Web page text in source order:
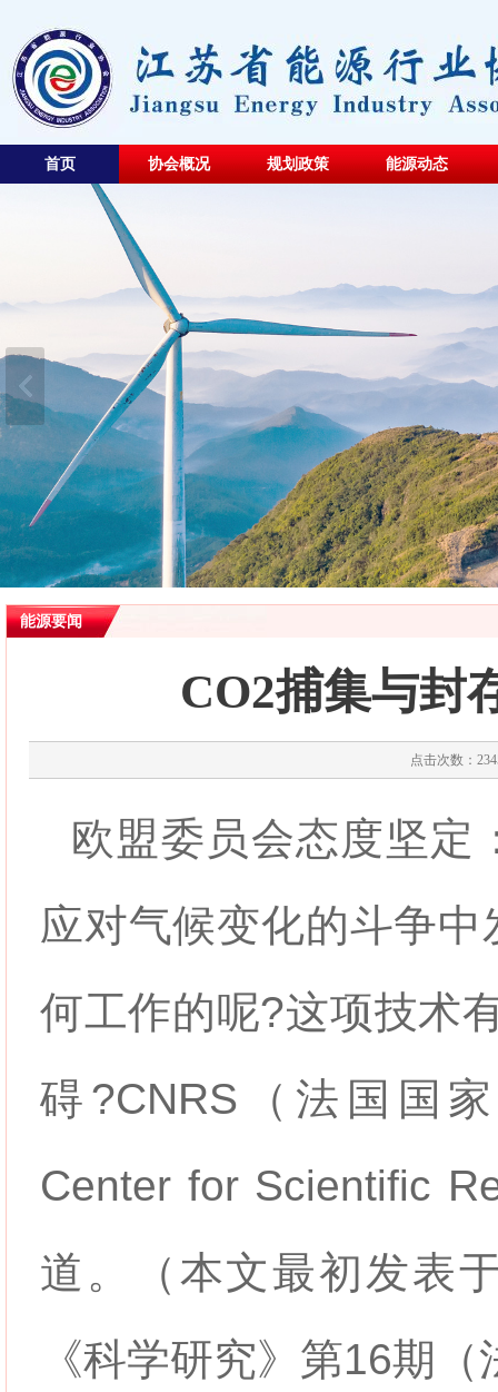
首页 协会概况 规划政策 能源动态
能源要闻
CO2捕集与封
点击次数：
欧盟委员会态度坚定
应对气候变化的斗争
何工作的呢?这项技术
碍?CNRS（法国国
Center for Scientific
道。（本文最初发表
《科学研究》第16期